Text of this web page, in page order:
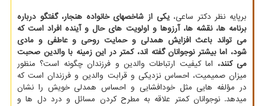
برپایه نظر دکتر ساعی،یکی از شاخصهای خانواده هنجار، گفتگو درباره
برنامه ها، نقشه ها، آرزوها و اولویت های حال و آینده افراد است که
می تواند باعث افزایش همدلی و حمایت روحی و عاطفی و مادی
شود، اما بیشتر نوجوانان گفته اند، کمتر در این زمینه با والدین صحبت
می کنند، اما کیفیت ارتباطات والدین و فرزندان چگونه است؟ منظور
میزان صمیمیت، احساس نزدیکی و قرابت والدین و فرزندان است که
در مؤلفه هایی مثل خودافشایی و احساس همدلی خویش را نشان
میدهد. نوجوانان کمتر علاقه به مطرح کردن مسائل و درد دل ها و